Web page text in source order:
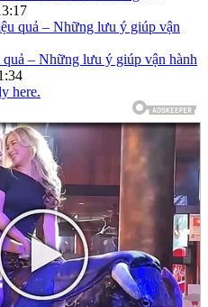
– Những lưu ý giúp vận hành
here.